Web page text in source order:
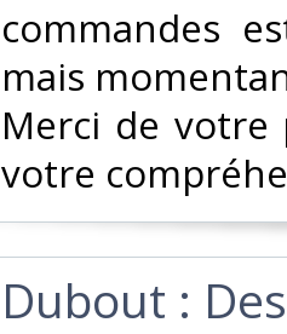
commandes
mais
Merci de votre
votre
‎Dubout :